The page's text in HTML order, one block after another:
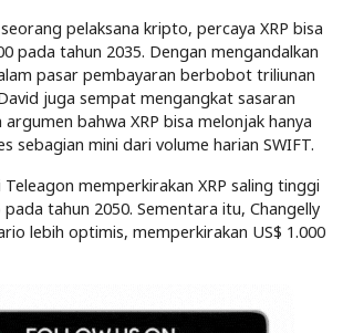
pelaksana kripto, percaya XRP bisa
pada tahun 2035. Dengan mengandalkan
pasar pembayaran berbobot triliunan
juga sempat mengangkat sasaran
argumen bahwa XRP bisa melonjak hanya
sebagian mini dari volume harian SWIFT.
memperkirakan XRP saling tinggi
pada tahun 2050. Sementara itu, Changelly
lebih optimis, memperkirakan US$ 1.000